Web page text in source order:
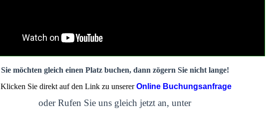
Sie möchten gleich einen Platz buchen, dann zögern Sie nicht lange!
Klicken Sie direkt auf den Link zu unsererOnline Buchungsanfrage
oder Rufen Sie uns gleich jetzt an, unter